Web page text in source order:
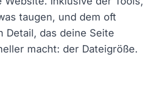
taugen, und dem oft
Detail, das deine Seite
macht: der Dateigröße.